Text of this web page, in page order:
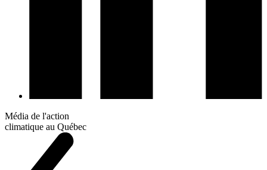
Média de l'action
climatique au Québec